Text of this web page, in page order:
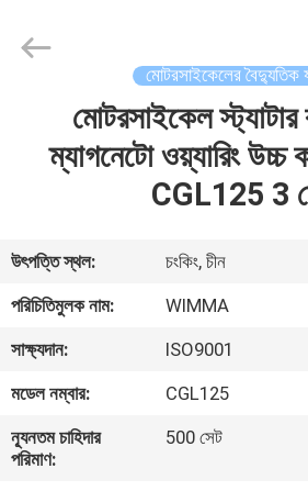
ভিডিও
সম্বন্ধে
কারখানা
Parts
মোটরসাইকেলের বৈদ্যুতিক
মোটরসাইকেল
ম্যাগনেটো ওয়্যারিং উচ্চ
CGL125 3
উৎপত্তি স্থল:
চংকিং, চীন
পরিচিতিমুলক নাম:
WIMMA
সাক্ষ্যদান:
ISO9001
মডেল নম্বার:
CGL125
ন্যূনতম চাহিদার
পরিমাণ:
500 সেট